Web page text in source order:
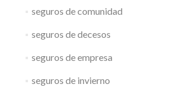
seguros de comunidad
seguros de decesos
seguros de empresa
seguros de invierno